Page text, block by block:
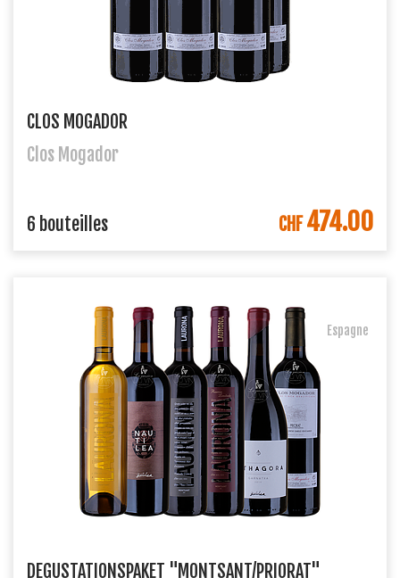
CLOS MOGADOR
Clos Mogador
DANS LE PANIER
6 bouteilles CHF474.00
Espagne
DEGUSTATIONSPAKET "MONTSANT/PRIORAT"